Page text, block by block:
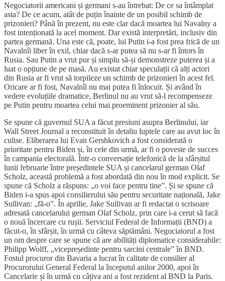
Negociatorii americani și germani s-au întrebat: De ce sa întâmplat
asta? De ce acum, atât de puțin înainte de un posibil schimb de
prizonieri? Până în prezent, nu este clar dacă moartea lui Navalny a
fost intenționată la acel moment. Dar există interpretări, inclusiv din
partea germană. Una este că, poate, lui Putin i-a fost prea frică de un
Navalnîi liber în exil, chiar dacă s-ar putea să nu s-ar fi întors în
Rusia. Sau Putin a vrut pur și simplu să-și demonstreze puterea și a
luat o opțiune de pe masă. Au existat chiar speculații că alți actori
din Rusia ar fi vrut să torpileze un schimb de prizonieri în acest fel.
Oricare ar fi fost, Navalnîi nu mai putea fi înlocuit. Și având în
vedere evoluțiile dramatice, Berlinul nu au vrut să-l recompenseze
pe Putin pentru moartea celui mai proeminent prizonier al său.
Se spune că guvernul SUA a făcut presiuni asupra Berlinului, iar
Wall Street Journal a reconstituit în detaliu luptele care au avut loc în
culise. Eliberarea lui Evan Gershkovich a fost considerată o
prioritate pentru Biden și, în cele din urmă, ar fi o poveste de succes
în campania electorală. Într-o conversație telefonică de la sfârșitul
lunii februarie între președintele SUA și cancelarul german Olaf
Scholz, această problemă a fost abordată din nou în mod explicit. Se
spune că Scholz a răspuns: „o voi face pentru tine”. Și se spune că
Biden i-a spus apoi consilierului său pentru securitate națională, Jake
Sullivan: „fă-o”. În aprilie, Jake Sullivan ar fi redactat o scrisoare
adresată cancelarului german Olaf Scholz, prin care i-a cerut să facă
o nouă încercare cu rușii. Serviciul Federal de Informații (BND) a
făcut-o, în sfârșit, în urmă cu câteva săptămâni. Negociatorul a fost
un om despre care se spune că are abilități diplomatice considerabile:
Philipp Wolff, „vicepreședinte pentru sarcini centrale” în BND.
Fostul procuror din Bavaria a lucrat în calitate de consilier al
Procurorului General Federal la începutul anilor 2000, apoi în
Cancelarie și în urmă cu câțiva ani a fost rezident al BND la Paris.